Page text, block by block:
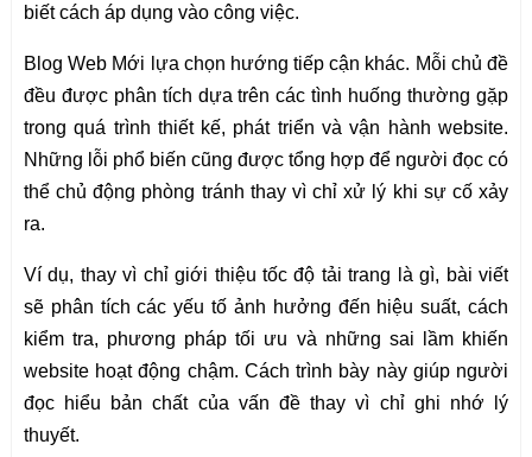
biết cách áp dụng vào công việc.
Blog Web Mới lựa chọn hướng tiếp cận khác. Mỗi chủ đề
đều được phân tích dựa trên các tình huống thường gặp
trong quá trình thiết kế, phát triển và vận hành website.
Những lỗi phổ biến cũng được tổng hợp để người đọc có
thể chủ động phòng tránh thay vì chỉ xử lý khi sự cố xảy
ra.
Ví dụ, thay vì chỉ giới thiệu tốc độ tải trang là gì, bài viết
sẽ phân tích các yếu tố ảnh hưởng đến hiệu suất, cách
kiểm tra, phương pháp tối ưu và những sai lầm khiến
website hoạt động chậm. Cách trình bày này giúp người
đọc hiểu bản chất của vấn đề thay vì chỉ ghi nhớ lý
thuyết.